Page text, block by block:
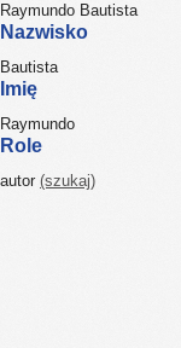
Raymundo Bautista
Nazwisko
Bautista
Imię
Raymundo
Role
autor (szukaj)